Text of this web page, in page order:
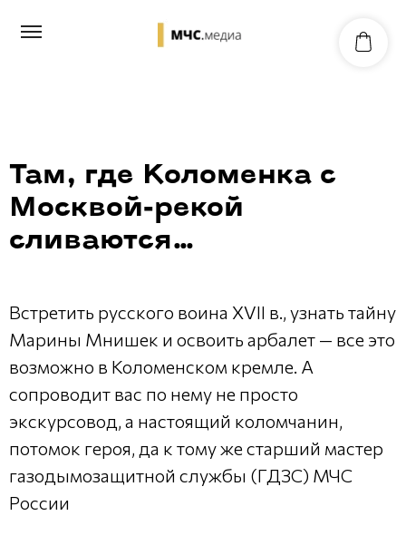
Там, где Коломенка с
Москвой-рекой
сливаются…
Встретить русского воина XVII в., узнать тайну
Марины Мнишек и освоить арбалет — все это
возможно в Коломенском кремле. А
сопроводит вас по нему не просто
экскурсовод, а настоящий коломчанин,
потомок героя, да к тому же старший мастер
газодымозащитной службы (ГДЗС) МЧС
России